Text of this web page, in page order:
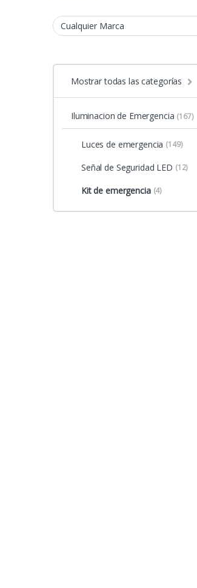
Mostrar todas las categorías
Iluminacion de Emergencia (167)
Luces de emergencia (149)
Señal de Seguridad LED (12)
Kit de emergencia (4)